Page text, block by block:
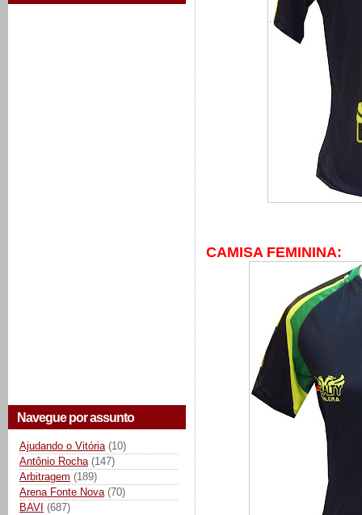
Navegue por assunto
Ajudando o Vitória (10)
Antônio Rocha (147)
Arbitragem (189)
Arena Fonte Nova (70)
BAVI (687)
CAMISA FEMININA: